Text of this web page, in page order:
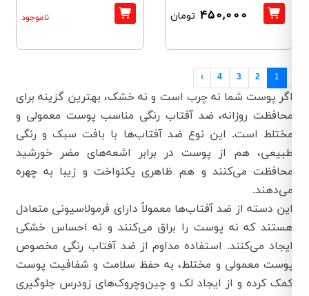
450,000 تومان ناموجود
2
3
4
›
پوست شما نه چرب است و نه خشک، بهترین گزینه برای
روزانه، ضد آفتاب رنگی مناسب پوست معمولی و
است. این نوع ضد آفتاب‌ها با بافت سبک و رنگی
هم از پوست در برابر اشعه‌های مضر خورشید
می‌کنند و هم ظاهری یکنواخت و زیبا به چهره
دسته از ضد آفتاب‌ها معمولاً دارای فرمولاسیونی متعادل
که نه پوست را براق می‌کنند و نه احساس خشکی
می‌کنند. استفاده مداوم از ضد آفتاب رنگی مخصوص
معمولی و مختلط، به حفظ سلامت و شفافیت پوست
کرده و از ایجاد لک و چین‌وچروک‌های زودرس جلوگیری